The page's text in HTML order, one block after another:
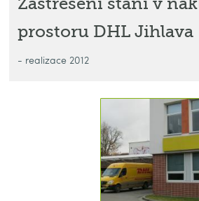
prostoru DHL Jihlava
- realizace 2012